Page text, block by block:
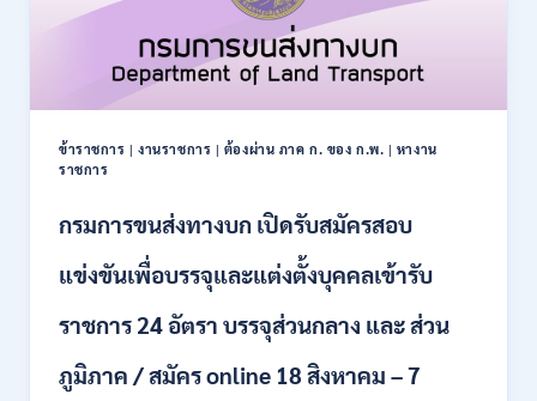
สมัคร
บุคคล
เพื่อ
เป็น
กอง
อัตรา
ปวส.
ป.ตรี
สาขา
ข้าราชการ |งานราชการ | ต้องผ่าน ภาค ก. ของ ก.พ. | หางาน
ราชการ
กรมการขนส่งทางบก เปิดรับสมัครสอบ
แข่งขันเพื่อบรรจุและแต่งตั้งบุคคลเข้ารับ
ราชการ 24 อัตรา บรรจุส่วนกลาง และ ส่วน
ภูมิภาค / สมัคร online 18 สิงหาคม – 7